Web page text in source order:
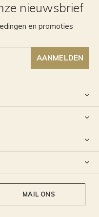
nieuwsbrief
en promoties
AANMELDEN
MAIL ONS